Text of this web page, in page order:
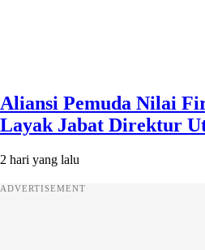
Aliansi Pemuda Nilai
Layak Jabat Direktur
2 hari yang lalu
ADVERTISEMENT